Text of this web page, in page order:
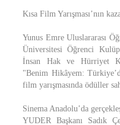
Kısa Film Yarışması’nın
Yunus Emre Uluslararası
Üniversitesi Öğrenci
İnsan Hak ve Hürriyet
"Benim Hikâyem:
film yarışmasında ödüller
Sinema Anadolu’da
YUDER Başkanı Sadık